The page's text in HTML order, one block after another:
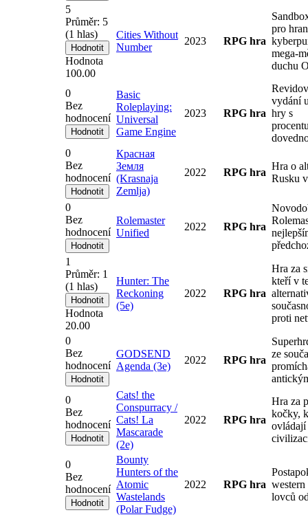
5
Průměr: 5
(1 hlas)
Hodnota
100.00
Cities Without
Number
2023 RPG hra
pro
mega-
duchu
0
Bez
hodnocení
Basic
Roleplaying:
Universal
Game Engine
2023 RPG hra
vydání
hry s
0
Bez
hodnocení
Красная
Земля
(Krasnaja
Zemlja)
2022 RPG hra
Hra o
Rusku
0
Bez
hodnocení
Rolemaster
Unified
2022 RPG hra
1
Průměr: 1
(1 hlas)
Hodnota
20.00
Hunter: The
Reckoning
(5e)
2022 RPG hra
Hra za
kteří v
proti
0
Bez
hodnocení
GODSEND
Agenda (3e)
2022 RPG hra
ze
0
Bez
hodnocení
Cats! the
Conspurracy /
Cats! La
Mascarade
(2e)
2022 RPG hra
Hra za
kočky,
0
Bez
hodnocení
Bounty
Hunters of the
Atomic
Wastelands
(Polar Fudge)
2022 RPG hra
lovců